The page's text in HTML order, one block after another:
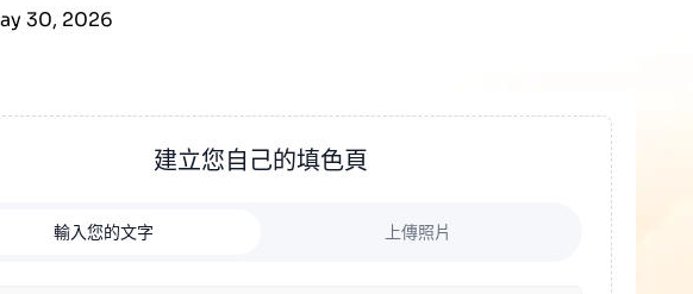
30, 2026
建立您自己的填色頁
輸入您的文字 上傳照片